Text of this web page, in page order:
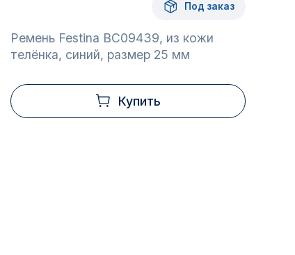
Под заказ
Ремень Festina BC09439, из кожи
телёнка, синий, размер 25 мм
Купить